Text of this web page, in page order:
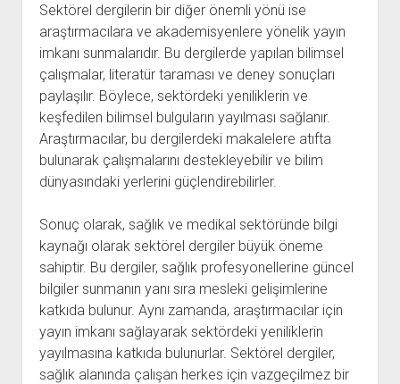
Sektörel dergilerin bir diğer önemli yönü ise
araştırmacılara ve akademisyenlere yönelik yayın
imkanı sunmalarıdır. Bu dergilerde yapılan bilimsel
çalışmalar, literatür taraması ve deney sonuçları
paylaşılır. Böylece, sektördeki yeniliklerin ve
keşfedilen bilimsel bulguların yayılması sağlanır.
Araştırmacılar, bu dergilerdeki makalelere atıfta
bulunarak çalışmalarını destekleyebilir ve bilim
dünyasındaki yerlerini güçlendirebilirler.
Sonuç olarak, sağlık ve medikal sektöründe bilgi
kaynağı olarak sektörel dergiler büyük öneme
sahiptir. Bu dergiler, sağlık profesyonellerine güncel
bilgiler sunmanın yanı sıra mesleki gelişimlerine
katkıda bulunur. Aynı zamanda, araştırmacılar için
yayın imkanı sağlayarak sektördeki yeniliklerin
yayılmasına katkıda bulunurlar. Sektörel dergiler,
sağlık alanında çalışan herkes için vazgeçilmez bir